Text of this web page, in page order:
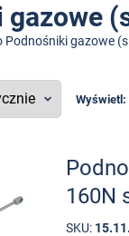
Podnośniki gazowe
Wyświetl:
160N
SKU: